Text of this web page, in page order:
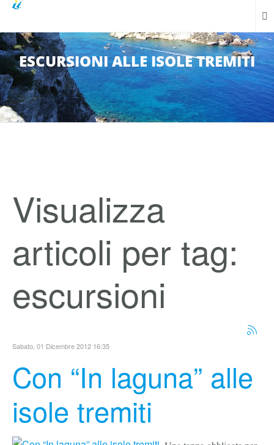
ESCURSIONI ALLE ISOLE TREMITI
Visualizza
articoli per tag:
escursioni
Sabato, 01 Dicembre 2012 16:35
Con “In laguna” alle
isole tremiti